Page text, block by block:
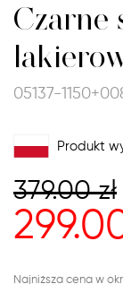
Czarne
05137-
Produkt
379.00zł
Najniższa cena w